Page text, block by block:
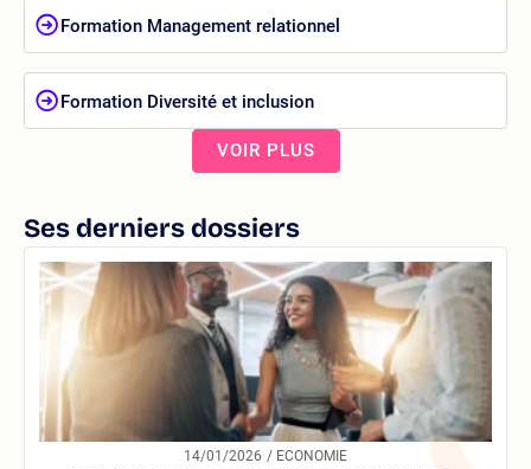
Formation Management relationnel
Formation Diversité et inclusion
VOIR PLUS
Ses derniers dossiers
14/01/2026 / ECONOMIE